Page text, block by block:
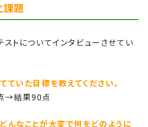
課題
トについてインタビューさせてい
ていた目標を教えてください。
→結果90点
んなことが大変で何をどのように